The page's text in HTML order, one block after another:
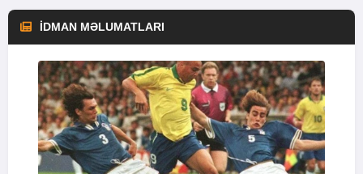
İDMAN MƏLUMATLARI